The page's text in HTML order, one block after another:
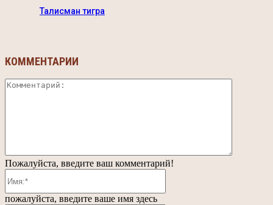
Талисман тигра
КОММЕНТАРИИ
Пожалуйста, введите ваш комментарий!
пожалуйста, введите ваше имя здесь